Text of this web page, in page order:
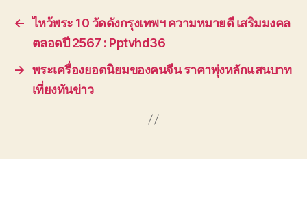
← ไหว้พระ 10 วัดดังกรุงเทพฯ ความหมายดี เสริมมงคล
ตลอดปี 2567 : Pptvhd36
→ พระเครื่องยอดนิยมของคนจีน ราคาพุ่งหลักแสนบาท
เที่ยงทันข่าว